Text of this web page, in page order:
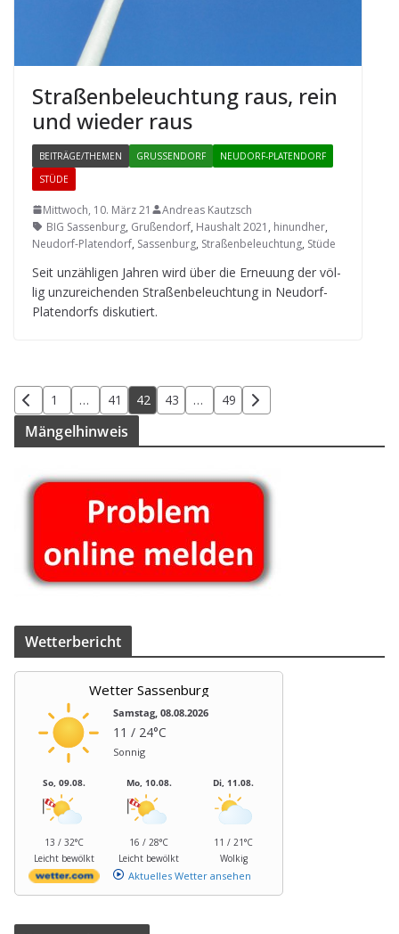
Stra­ßen­be­leuch­tung raus, rein
und wie­der raus
BEITRÄGE/THEMEN GRUSSENDORF
NEUDORF-PLATENDORF
STÜDE
Mittwoch, 10. März 21
Andreas Kautzsch
BIG Sassenburg, Grußendorf, Haushalt 2021 , hinundher,
Neudorf-Platendorf, Sassenburg, Straßenbeleuchtung, Stüde
Seit unzäh­li­gen Jah­ren wird über die Erneu­ung der völ­
lig unzu­rei­chen­den Stra­ßen­be­leuch­tung in Neu­dorf-
Pla­ten­dorfs diskutiert.
Seitennummerierung
der
Beiträge
1 … 41 42 43 … 49
Män­gel­hin­weis
Wet­ter­be­richt
Wetter Sassenburg
Samstag, 08.08.2026
11 / 24°C
Sonnig
So, 09.08.
13 / 32°C
Leicht bewölkt
Mo, 10.08.
16 / 28°C
Leicht bewölkt
Di, 11.08.
11 / 21°C
Wolkig
Aktuelles Wetter ansehen